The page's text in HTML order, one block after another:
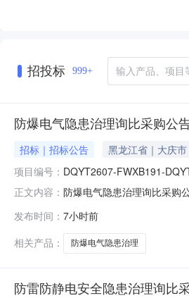
**、滕*、潘**、王**、
*、王**、王**、王*、王
*、王**、王**、田*、申
*、郝**、郭**、郭**、
**、陈**、陈*、陈*、陈
*、韩*、韩*、韩**、马
**、高**、魏*、麻**、
*、黄**、黎*
招投标 999+
防爆电气隐患治理询比采购公
招标｜招标公告 黑龙江省｜大庆
项目编号： DQYT2607-FWXB191-
正文内容： 防爆电气隐患治理询比采购
发布时间： 7小时前
相关产品：
防爆电气隐患治理
防雷防静电安全隐患治理询比